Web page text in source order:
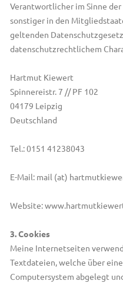
Verantwortlicher im Sinne
sonstiger in den
geltenden
datenschutzrechtlichem
Hartmut Kiewert
Spinnereistr. 7 // PF 102
04179 Leipzig
Deutschland
Tel.: 0151 41238043
E-Mail: mail (at)
Website:
3. Cookies
Meine Internetseiten
Textdateien, welche über
Computersystem abgelegt